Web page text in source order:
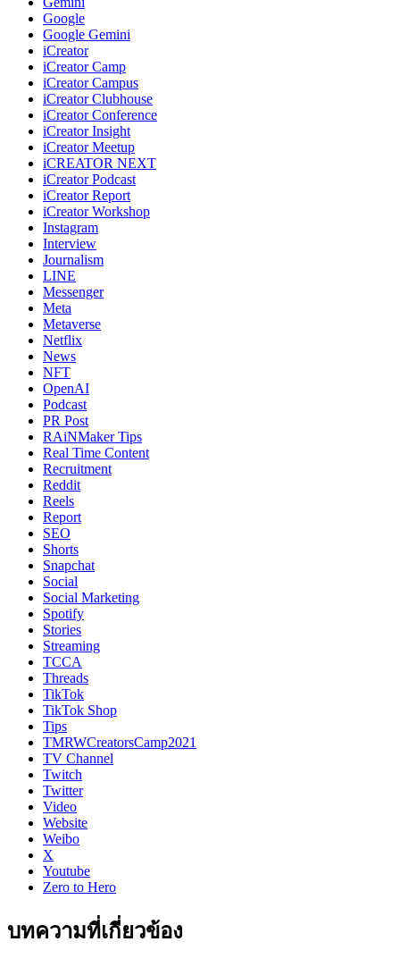
Google
Google Gemini
iCreator
iCreator Camp
iCreator Campus
iCreator Clubhouse
iCreator Conference
iCreator Insight
iCreator Meetup
iCREATOR NEXT
iCreator Podcast
iCreator Report
iCreator Workshop
Instagram
Interview
Journalism
LINE
Messenger
Meta
Metaverse
Netflix
News
NFT
OpenAI
Podcast
PR Post
RAiNMaker Tips
Real Time Content
Recruitment
Reddit
Reels
Report
SEO
Shorts
Snapchat
Social
Social Marketing
Spotify
Stories
Streaming
TCCA
Threads
TikTok
TikTok Shop
Tips
TMRWCreatorsCamp2021
TV Channel
Twitch
Twitter
Video
Website
Weibo
X
Youtube
Zero to Hero
บทความที่เกี่ยวข้อง